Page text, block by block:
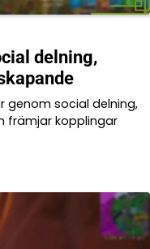
delning,
genom social delning,
främjar kopplingar